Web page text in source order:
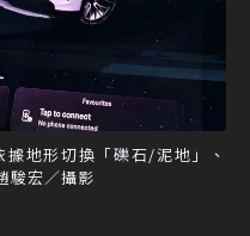
地形切換「礫石/泥地」、
駿宏／攝影